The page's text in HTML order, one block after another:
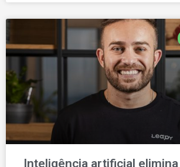
Inteligência artificial